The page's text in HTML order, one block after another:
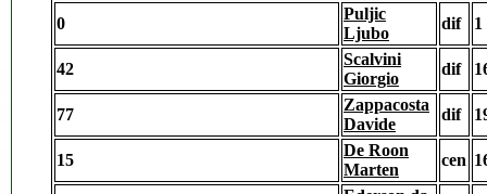
0
Puljic
Ljubo
dif 1
42
Scalvini
Giorgio
dif
77
Zappacosta
Davide
dif
15
De Roon
Marten
cen